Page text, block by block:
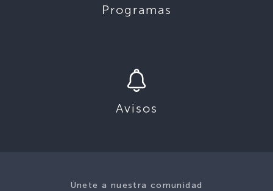
Programas
Avisos
Únete a nuestra comunidad